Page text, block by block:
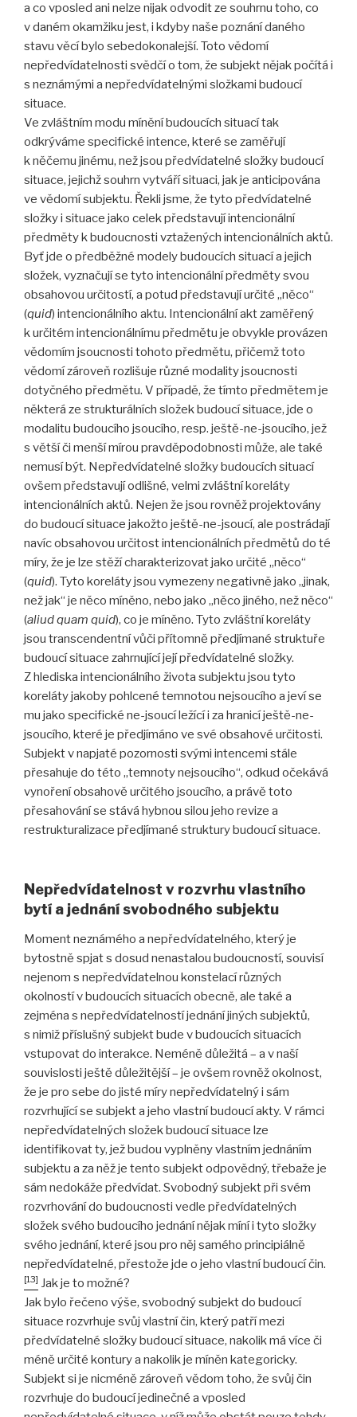
a co vposled ani nelze nijak odvodit ze souhrnu toho, co
v daném okamžiku jest, i kdyby naše poznání daného
stavu věcí bylo sebedokonalejší. Toto vědomí
nepředvídatelnosti svědčí o tom, že subjekt nějak počítá i
s neznámými a nepředvídatelnými složkami budoucí
situace.
Ve zvláštním modu mínění budoucích situací tak
odkrýváme specifické intence, které se zaměřují
k něčemu jinému, než jsou předvídatelné složky budoucí
situace, jejichž souhrn vytváří situaci, jak je anticipována
ve vědomí subjektu. Řekli jsme, že tyto předvídatelné
složky i situace jako celek představují intencionální
předměty k budoucnosti vztažených intencionálních aktů.
Byť jde o předběžné modely budoucích situací a jejich
složek, vyznačují se tyto intencionální předměty svou
obsahovou určitostí, a potud představují určité „něco“
(quid) intencionálního aktu. Intencionální akt zaměřený
k určitém intencionálnímu předmětu je obvykle provázen
vědomím jsoucnosti tohoto předmětu, přičemž toto
vědomí zároveň rozlišuje různé modality jsoucnosti
dotyčného předmětu. V případě, že tímto předmětem je
některá ze strukturálních složek budoucí situace, jde o
modalitu budoucího jsoucího, resp. ještě-ne-jsoucího, jež
s větší či menší mírou pravděpodobnosti může, ale také
nemusí být. Nepředvídatelné složky budoucích situací
ovšem představují odlišné, velmi zvláštní koreláty
intencionálních aktů. Nejen že jsou rovněž projektovány
do budoucí situace jakožto ještě-ne-jsoucí, ale postrádají
navíc obsahovou určitost intencionálních předmětů do té
míry, že je lze stěží charakterizovat jako určité „něco“
(quid). Tyto koreláty jsou vymezeny negativně jako „jinak,
než jak“ je něco míněno, nebo jako „něco jiného, než něco“
(aliud quam quid), co je míněno. Tyto zvláštní koreláty
jsou transcendentní vůči přítomně předjímané struktuře
budoucí situace zahrnující její předvídatelné složky.
Z hlediska intencionálního života subjektu jsou tyto
koreláty jakoby pohlcené temnotou nejsoucího a jeví se
mu jako specifické ne-jsoucí ležící i za hranicí ještě-ne-
jsoucího, které je předjímáno ve své obsahové určitosti.
Subjekt v napjaté pozornosti svými intencemi stále
přesahuje do této „temnoty nejsoucího“, odkud očekává
vynoření obsahově určitého jsoucího, a právě toto
přesahování se stává hybnou silou jeho revize a
restrukturalizace předjímané struktury budoucí situace.
Nepředvídatelnost v rozvrhu vlastního
bytí a jednání svobodného subjektu
Moment neznámého a nepředvídatelného, který je
bytostně spjat s dosud nenastalou budoucností, souvisí
nejenom s nepředvídatelnou konstelací různých
okolností v budoucích situacích obecně, ale také a
zejména s nepředvídatelností jednání jiných subjektů,
s nimiž příslušný subjekt bude v budoucích situacích
vstupovat do interakce. Neméně důležitá – a v naší
souvislosti ještě důležitější – je ovšem rovněž okolnost,
že je pro sebe do jisté míry nepředvídatelný i sám
rozvrhující se subjekt a jeho vlastní budoucí akty. V rámci
nepředvídatelných složek budoucí situace lze
identifikovat ty, jež budou vyplněny vlastním jednáním
subjektu a za něž je tento subjekt odpovědný, třebaže je
sám nedokáže předvídat. Svobodný subjekt při svém
rozvrhování do budoucnosti vedle předvídatelných
složek svého budoucího jednání nějak míní i tyto složky
svého jednání, které jsou pro něj samého principiálně
nepředvídatelné, přestože jde o jeho vlastní budoucí čin.
[13] Jak je to možné?
Jak bylo řečeno výše, svobodný subjekt do budoucí
situace rozvrhuje svůj vlastní čin, který patří mezi
předvídatelné složky budoucí situace, nakolik má více či
méně určité kontury a nakolik je míněn kategoricky.
Subjekt si je nicméně zároveň vědom toho, že svůj čin
rozvrhuje do budoucí jedinečné a vposled